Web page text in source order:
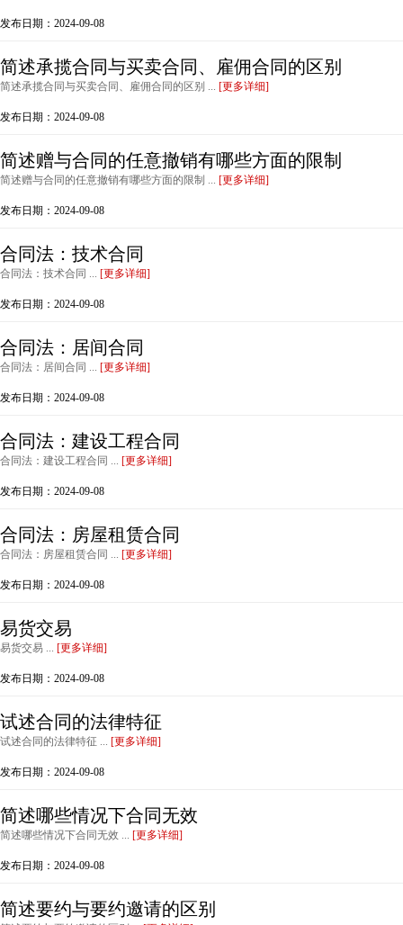
发布日期：2024-09-08
简述承揽合同与买卖合同、雇佣合同的区别
简述承揽合同与买卖合同、雇佣合同的区别 ... [更多详细]
发布日期：2024-09-08
简述赠与合同的任意撤销有哪些方面的限制
简述赠与合同的任意撤销有哪些方面的限制 ... [更多详细]
发布日期：2024-09-08
合同法：技术合同
合同法：技术合同 ... [更多详细]
发布日期：2024-09-08
合同法：居间合同
合同法：居间合同 ... [更多详细]
发布日期：2024-09-08
合同法：建设工程合同
合同法：建设工程合同 ... [更多详细]
发布日期：2024-09-08
合同法：房屋租赁合同
合同法：房屋租赁合同 ... [更多详细]
发布日期：2024-09-08
易货交易
易货交易 ... [更多详细]
发布日期：2024-09-08
试述合同的法律特征
试述合同的法律特征 ... [更多详细]
发布日期：2024-09-08
简述哪些情况下合同无效
简述哪些情况下合同无效 ... [更多详细]
发布日期：2024-09-08
简述要约与要约邀请的区别